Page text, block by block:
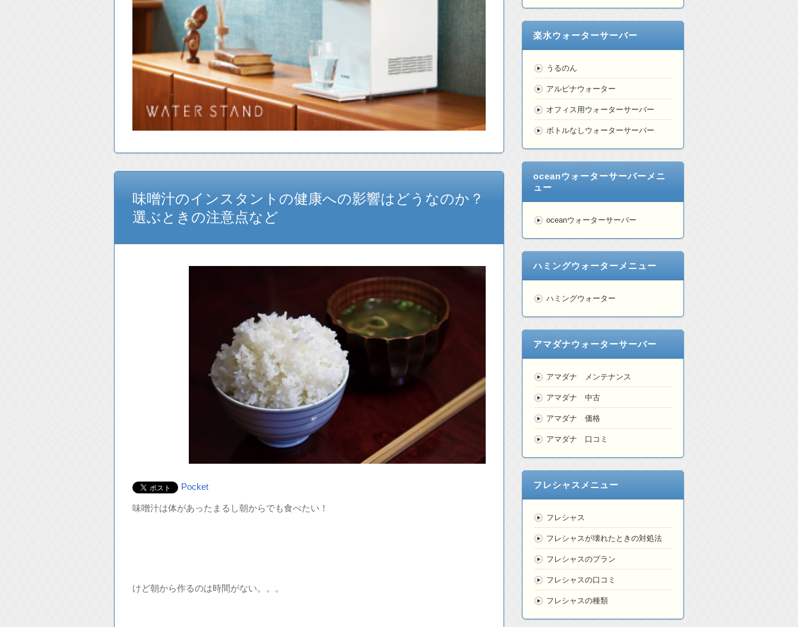
味噌汁のインスタントの健康への影響はどうなのか？
選ぶときの注意点など
Pocket
味噌汁は体があったまるし朝からでも食べたい！
けど朝から作るのは時間がない。。。
楽水ウォーターサーバー
うるのん
アルピナウォーター
オフィス用ウォーターサーバー
ボトルなしウォーターサーバー
oceanウォーターサーバーメニ
ュー
oceanウォーターサーバー
ハミングウォーターメニュー
ハミングウォーター
アマダナウォーターサーバー
アマダナ メンテナンス
アマダナ 中古
アマダナ 価格
アマダナ 口コミ
フレシャスメニュー
フレシャス
フレシャスが壊れたときの対処法
フレシャスのプラン
フレシャスの口コミ
フレシャスの種類